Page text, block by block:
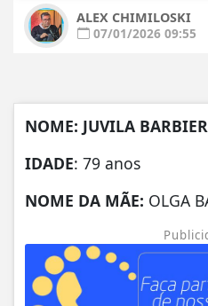
ALEX CHIMILOSKI
07/01/2026 09:55
NOME: JUVILA
IDADE: 79 anos
NOME DA MÃE: OLGA